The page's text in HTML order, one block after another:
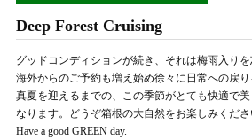
Deep Forest Cruising
グッドコンディションが続き、それは梅雨入りを
海外からのご予約も増え始め徐々に日常への戻り
真夏を迎えるまでの、この季節がとても快適で
なります。どうぞ箱根の大自然をお楽しみくださ
Have a good GREEN day.